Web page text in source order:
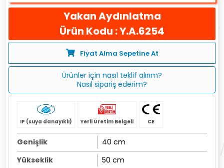
Yakan Aydınlatma
Ürün Kodu : Y.A.6254
Fiyat Alma Sepetine At
Ürünler için nasıl teklif alırım?
Nasıl sipariş ederim?
IP (suya danayıklı) Yerli Üretim Belgeli CE
Genişlik
40 cm
Yükseklik
50 cm